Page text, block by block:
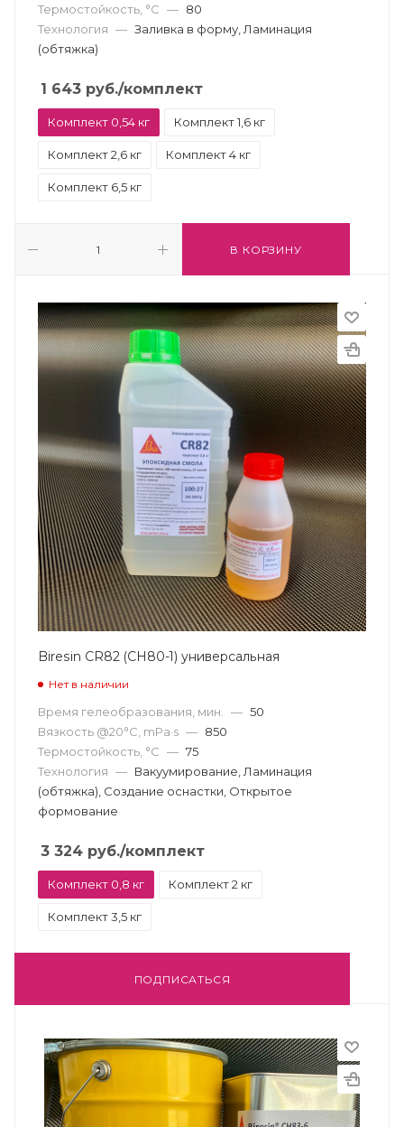
Термостойкость, °С — 80
Технология — Заливка в форму, Ламинация
(обтяжка)
1 643 руб./комплект
Комплект 0,54 кг Комплект 1,6 кг
Комплект 2,6 кг Комплект 4 кг
Комплект 6,5 кг
В КОРЗИНУ
Biresin CR82 (CH80-1) универсальная
Нет в наличии
Время гелеобразования, мин. — 50
Вязкость @20°С, mPa·s — 850
Термостойкость, °С — 75
Технология — Вакуумирование, Ламинация
(обтяжка), Создание оснастки, Открытое
формование
3 324 руб./комплект
Комплект 0,8 кг Комплект 2 кг
Комплект 3,5 кг
ПОДПИСАТЬСЯ